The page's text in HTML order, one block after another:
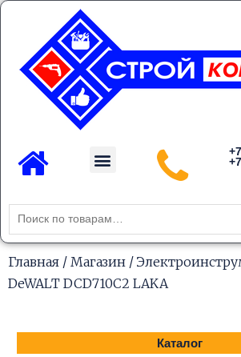
Перейти
содержимому
Menu
Искать:
Главная / Магазин /
DeWALT DCD710C2 LAKA
Каталог